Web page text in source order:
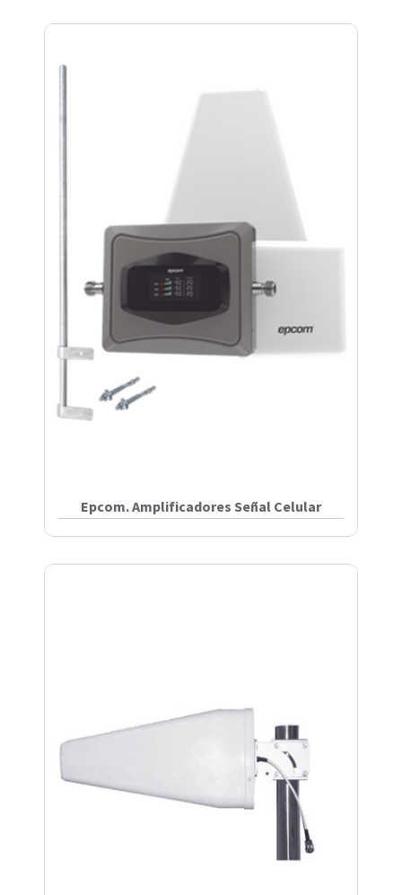
Epcom. Amplificadores Señal Celular